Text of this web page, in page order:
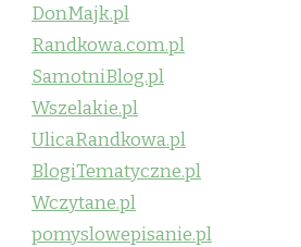
DonMajk.pl
Randkowa.com.pl
SamotniBlog.pl
Wszelakie.pl
UlicaRandkowa.pl
BlogiTematyczne.pl
Wczytane.pl
pomyslowepisanie.pl